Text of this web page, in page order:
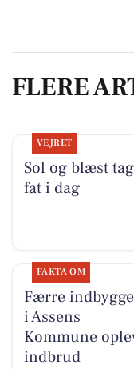
FLERE
VEJRET
Sol og blæst
fat i dag
FAKTA OM
Færre
i Assens
Kommune
indbrud